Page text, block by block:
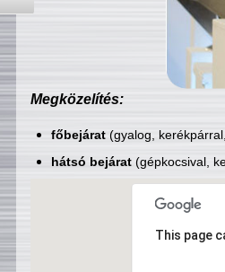
Megközelítés:
főbejárat(gyalog,
hátsó bejárat(gépkocsival,
This page